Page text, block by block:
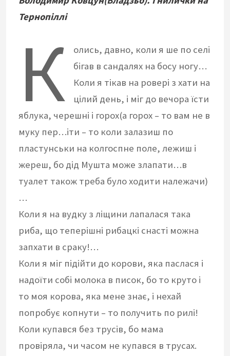
Тернопіллі
К
олись, давно, коли я ше по селі
бігав в сандалях на босу ногу…
Коли я тікав на ровері з хати на
цілий день, і міг до вечора їсти
яблука, черешні і горох(а горох – то вам не в
муку пер…іти – то коли залазиш по
пластунськи на колгоспне поле, лежиш і
жереш, бо дід Мушта може злапати…в
туалет також треба було ходити належачи)
…
Коли я на вудку з ліщини лапалася така
риба, що теперішні рибацкі снасті можна
запхати в сраку!…
Коли я міг підійти до корови, яка паслася і
надоїти собі молока в писок, бо то круто і
то моя корова, яка мене знає, і нехай
попробує копнути – то получить по рилі!
Коли купався без трусів, бо мама
провіряла, чи часом не купався в трусах.